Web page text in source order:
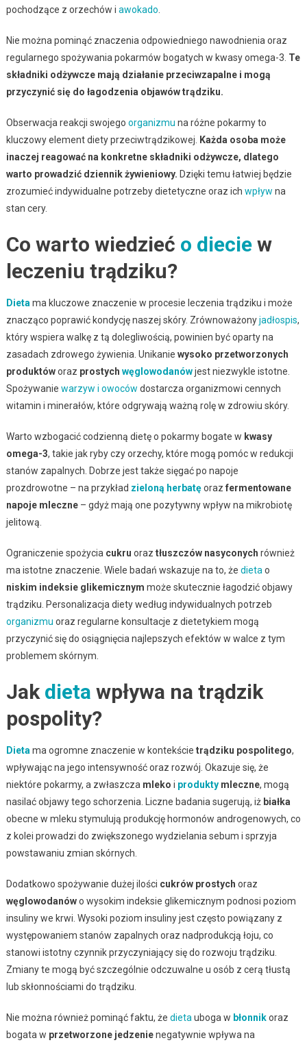
pochodzące z orzechów i awokado
Nie można pominąć znaczenia odpowiedniego nawodnienia oraz
regularnego spożywania pokarmów bogatych w kwasy omega-3. Te
składniki odżywcze mają działanie przeciwzapalne i mogą
przyczynić się do łagodzenia objawów trądziku.
Obserwacja reakcji swojego organizmu na różne pokarmy to
kluczowy element diety przeciwtrądzikowej.
Każda osoba może
inaczej reagować na konkretne składniki odżywcze, dlatego
warto prowadzić dziennik żywieniowy. Dzięki temu łatwiej będzie
zrozumieć indywidualne potrzeby dietetyczne oraz ich wpływ na
stan cery.
Co warto wiedzieć o dieciew
leczeniu trądziku?
Dieta ma kluczowe znaczenie w procesie leczenia trądziku i może
znacząco poprawić kondycję naszej skóry. Zrównoważonyjadłospis,
który wspiera walkę z tą dolegliwością, powinien być oparty na
zasadach zdrowego żywienia. Unikanie wysoko przetworzonych
produktóworaz prostych węglowodanówjest niezwykle istotne.
Spożywanie warzyw i owoców dostarcza organizmowi cennych
witamin i minerałów, które odgrywają ważną rolę w zdrowiu skóry.
Warto wzbogacić codzienną dietę o pokarmy bogate w kwasy
omega-3, takie jak ryby czy orzechy, które mogą pomóc w redukcji
stanów zapalnych. Dobrze jest także sięgać po napoje
prozdrowotne – na przykład zieloną herbatęoraz fermentowane
napoje mleczne– gdyż mają one pozytywny wpływ na mikrobiotę
jelitową.
Ograniczenie spożycia cukru oraz tłuszczów nasyconych również
ma istotne znaczenie. Wiele badań wskazuje na to, że dieta o
niskim indeksie glikemicznym może skutecznie łagodzić objawy
trądziku. Personalizacja diety według indywidualnych potrzeb
organizmu oraz regularne konsultacje z dietetykiem mogą
przyczynić się do osiągnięcia najlepszych efektów w walce z tym
problemem skórnym.
Jak dieta wpływa na trądzik
pospolity?
Dieta ma ogromne znaczenie w kontekście trądziku pospolitego,
wpływając na jego intensywność oraz rozwój. Okazuje się, że
niektóre pokarmy, a zwłaszcza mleko i produktymleczne, mogą
nasilać objawy tego schorzenia. Liczne badania sugerują, iż białka
obecne w mleku stymulują produkcję hormonów androgenowych, co
z kolei prowadzi do zwiększonego wydzielania sebum i sprzyja
powstawaniu zmian skórnych.
Dodatkowo spożywanie dużej ilości cukrów prostych oraz
węglowodanówo wysokim indeksie glikemicznym podnosi poziom
insuliny we krwi. Wysoki poziom insuliny jest często powiązany z
występowaniem stanów zapalnych oraz nadprodukcją łoju, co
stanowi istotny czynnik przyczyniający się do rozwoju trądziku.
Zmiany te mogą być szczególnie odczuwalne u osób z cerą tłustą
lub skłonnościami do trądziku.
Nie można również pominąć faktu, że dieta uboga w błonnikoraz
bogata w przetworzone jedzenienegatywnie wpływa na